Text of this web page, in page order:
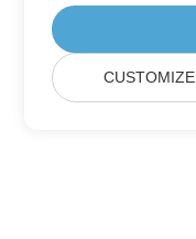
CUSTOMIZE